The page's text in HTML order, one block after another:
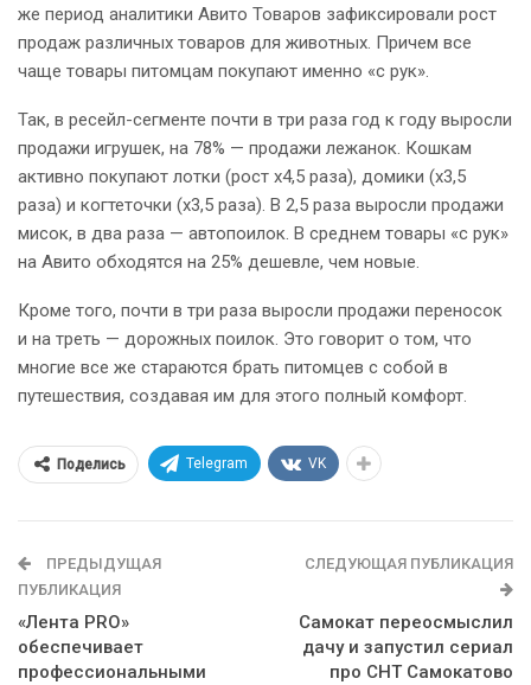
же период аналитики Авито Товаров зафиксировали рост
продаж различных товаров для животных. Причем все
чаще товары питомцам покупают именно «с рук».
Так, в ресейл-сегменте почти в три раза год к году выросли
продажи игрушек, на 78% — продажи лежанок. Кошкам
активно покупают лотки (рост х4,5 раза), домики (х3,5
раза) и когтеточки (х3,5 раза). В 2,5 раза выросли продажи
мисок, в два раза — автопоилок. В среднем товары «с рук»
на Авито обходятся на 25% дешевле, чем новые.
Кроме того, почти в три раза выросли продажи переносок
и на треть — дорожных поилок. Это говорит о том, что
многие все же стараются брать питомцев с собой в
путешествия, создавая им для этого полный комфорт.
Поделись Telegram VK
ПРЕДЫДУЩАЯ
ПУБЛИКАЦИЯ
«Лента PRO»
обеспечивает
профессиональными
СЛЕДУЮЩАЯ ПУБЛИКАЦИЯ
Самокат переосмыслил
дачу и запустил сериал
про СНТ Самокатово